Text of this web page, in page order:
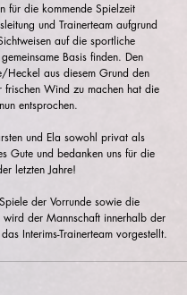
für die kommende Spielzeit
und Trainerteam aufgrund
auf die sportliche
Basis finden. Den
Heckel aus diesem Grund den
frischen Wind zu machen hat die
entsprochen.
und Ela sowohl privat als
Gute und bedanken uns für die
letzten Jahre!
der Vorrunde sowie die
wird der Mannschaft innerhalb der
Interims-Trainerteam vorgestellt.